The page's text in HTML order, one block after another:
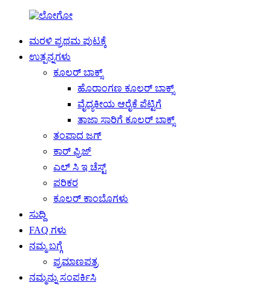
ಮರಳಿ ಪ್ರಥಮ ಪುಟಕ್ಕೆ
ಉತ್ಪನ್ನಗಳು
ಕೂಲರ್ ಬಾಕ್ಸ್
ಹೊರಾಂಗಣ ಕೂಲರ್ ಬಾಕ್ಸ್
ವೈದ್ಯಕೀಯ ಆರೈಕೆ ಪೆಟ್ಟಿಗೆ
ತಾಜಾ ಸಾರಿಗೆ ಕೂಲರ್ ಬಾಕ್ಸ್
ತಂಪಾದ ಜಗ್
ಕಾರ್ ಫ್ರಿಜ್
ಎಲ್ ಸಿ ಇ ಚೆಸ್ಟ್
ಪರಿಕರ
ಕೂಲರ್ ಕಾಂಬೊಗಳು
ಸುದ್ದಿ
FAQ ಗಳು
ನಮ್ಮ ಬಗ್ಗೆ
ಪ್ರಮಾಣಪತ್ರ
ನಮ್ಮನ್ನು ಸಂಪರ್ಕಿಸಿ